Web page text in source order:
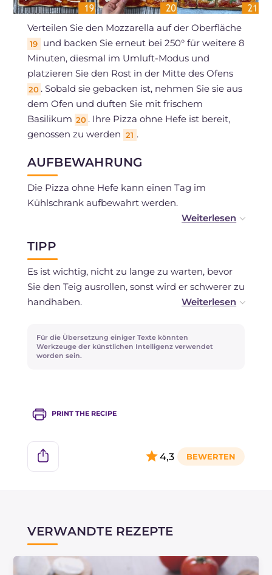
Verteilen Sie den Mozzarella auf der Oberfläche
19
und backen Sie erneut bei 250° für weitere 8
Minuten, diesmal im Umluft-Modus und
platzieren Sie den Rost in der Mitte des Ofens
20 . Sobald sie gebacken ist, nehmen Sie sie aus
dem Ofen und duften Sie mit frischem
Basilikum 20 . Ihre Pizza ohne Hefe ist bereit,
genossen zu werden 21 .
AUFBEWAHRUNG
Die Pizza ohne Hefe kann einen Tag im
Kühlschrank aufbewahrt werden.
gebacken und abgekühlt ist.
TIPP
Es ist wichtig, nicht zu lange zu warten, bevor
Sie den Teig ausrollen, sonst wird er schwerer zu
handhaben.
Am besten ist es, sofort mit dem Backen
fortzufahren.
Für die Übersetzung einiger Texte könnten
Werkzeuge der künstlichen Intelligenz verwendet
worden sein.
PRINT THE RECIPE
4,3
VERWANDTE REZEPTE